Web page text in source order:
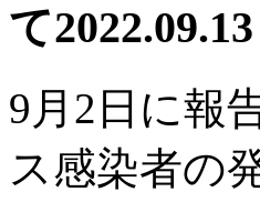
て2022.09.13
9月2日に報
ス感染者の